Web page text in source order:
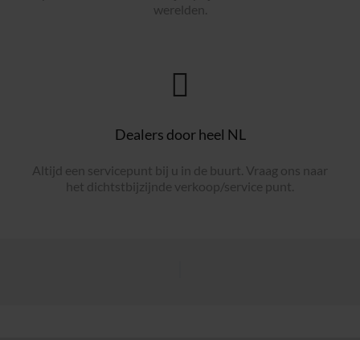
werelden.
Dealers door heel NL
Altijd een servicepunt bij u in de buurt. Vraag ons naar
het dichtstbijzijnde verkoop/service punt.